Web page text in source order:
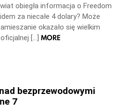
obiegła informacja o Freedom
za niecałe 4 dolary? Może
okazało się wielkim
[…] MORE
bezprzewodowymi
7